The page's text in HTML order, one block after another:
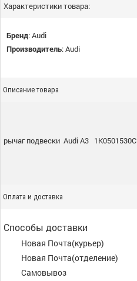
Характеристики товара:
Бренд:Audi
Производитель:Audi
Описание товара
рычаг подвески Audi A3 1K0501530C
Оплата и доставка
Способы доставки
Новая Почта(курьер)
Новая Почта(отделение)
Самовывоз